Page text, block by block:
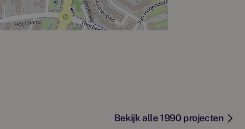
Bekijk alle 1990 projecten